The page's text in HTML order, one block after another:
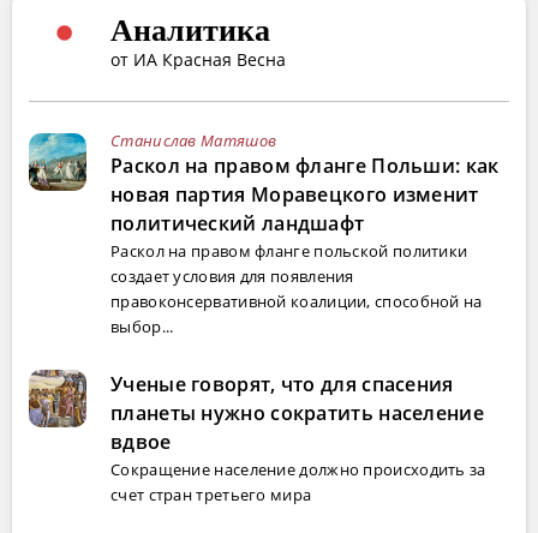
Аналитика
от ИА Красная Весна
Станислав Матяшов
Раскол на правом фланге Польши: как
новая партия Моравецкого изменит
политический ландшафт
Раскол на правом фланге польской политики
создает условия для появления
правоконсервативной коалиции, способной на
выбор...
Ученые говорят, что для спасения
планеты нужно сократить население
вдвое
Сокращение население должно происходить за
счет стран третьего мира